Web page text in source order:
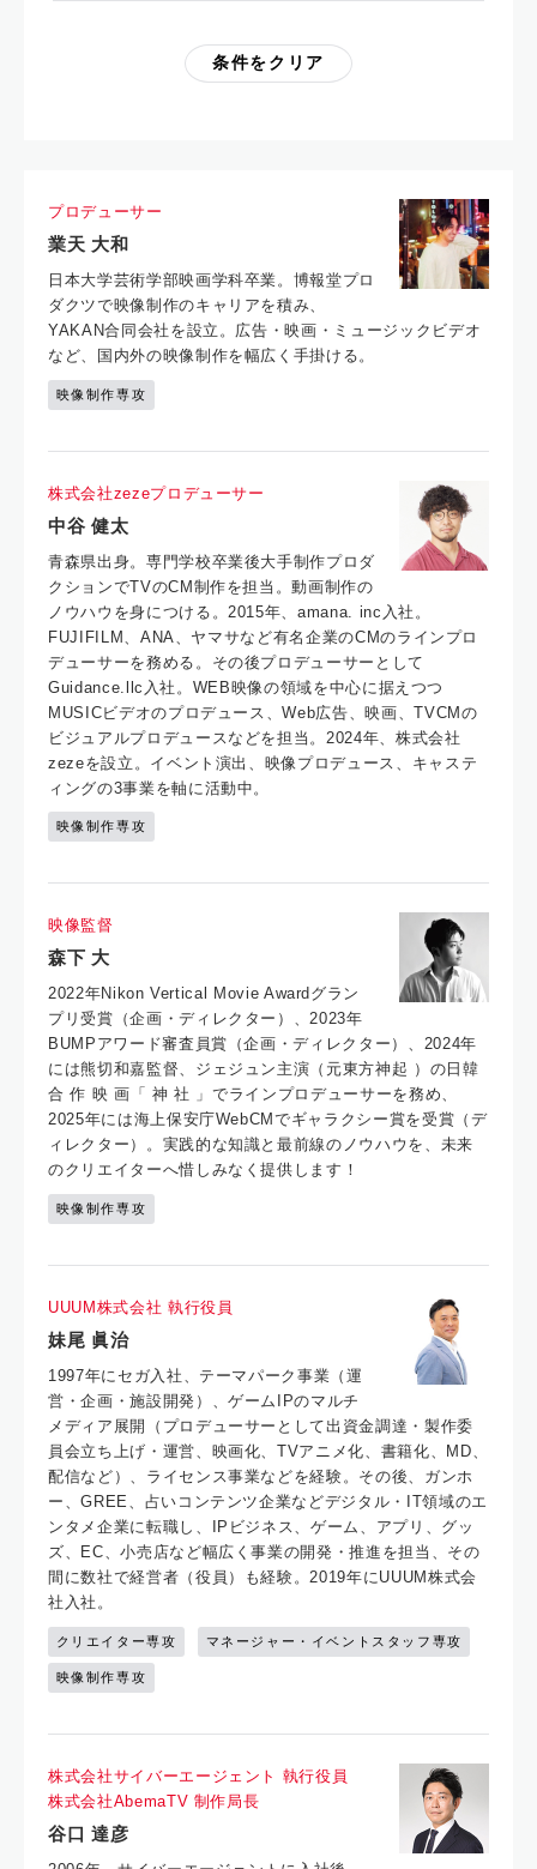
条件をクリア
プロデューサー
業天 大和
日本大学芸術学部映画学科卒業。博報堂プロ
ダクツで映像制作のキャリアを積み、
YAKAN合同会社を設立。広告・映画・ミュージックビデオ
など、国内外の映像制作を幅広く手掛ける。
映像制作専攻
株式会社zezeプロデューサー
中谷 健太
青森県出身。専門学校卒業後大手制作プロダ
クションでTVのCM制作を担当。動画制作の
ノウハウを身につける。2015年、amana. inc入社。
FUJIFILM、ANA、ヤマサなど有名企業のCMのラインプロ
デューサーを務める。その後プロデューサーとして
Guidance.llc入社。WEB映像の領域を中心に据えつつ
MUSICビデオのプロデュース、Web広告、映画、TVCMの
ビジュアルプロデュースなどを担当。2024年、株式会社
zezeを設立。イベント演出、映像プロデュース、キャステ
ィングの3事業を軸に活動中。
映像制作専攻
映像監督
森下 大
2022年Nikon Vertical Movie Awardグラン
プリ受賞（企画・ディレクター）、2023年
BUMPアワード審査員賞（企画・ディレクター）、2024年
には熊切和嘉監督、ジェジュン主演（元東方神起 ）の日韓
合 作 映 画「 神 社 」でラインプロデューサーを務め、
2025年には海上保安庁WebCMでギャラクシー賞を受賞（デ
ィレクター）。実践的な知識と最前線のノウハウを、未来
のクリエイターへ惜しみなく提供します！
映像制作専攻
UUUM株式会社 執行役員
妹尾 眞治
1997年にセガ入社、テーマパーク事業（運
営・企画・施設開発）、ゲームIPのマルチ
メディア展開（プロデューサーとして出資金調達・製作委
員会立ち上げ・運営、映画化、TVアニメ化、書籍化、MD、
配信など）、ライセンス事業などを経験。その後、ガンホ
ー、GREE、占いコンテンツ企業などデジタル・IT領域のエ
ンタメ企業に転職し、IPビジネス、ゲーム、アプリ、グッ
ズ、EC、小売店など幅広く事業の開発・推進を担当、その
間に数社で経営者（役員）も経験。2019年にUUUM株式会
社入社。
クリエイター専攻 マネージャー・イベントスタッフ専攻
映像制作専攻
株式会社サイバーエージェント 執行役員
株式会社AbemaTV 制作局長
谷口 達彦